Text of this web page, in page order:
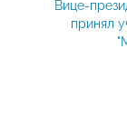
Вице-
принял